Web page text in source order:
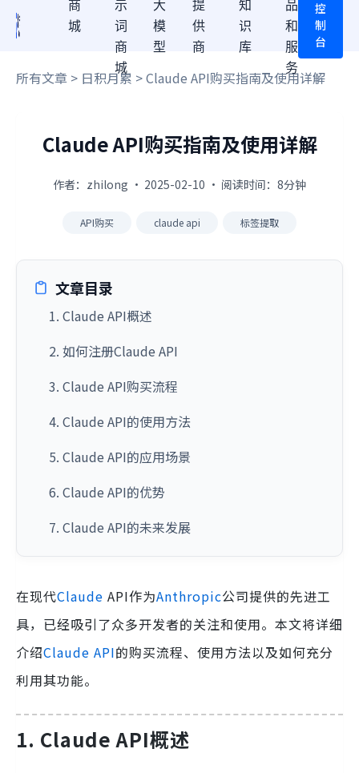
商
城
示
词
商
城
大
模
型
提
供
商
知
识
库
品
和
服
务
控
制
台
所有文章 > 日积月累 > Claude API购买指南及使用详解
Claude API购买指南及使用详解
作者：zhilong · 2025-02-10 · 阅读时间：8分钟
API购买 claude api 标签提取
文章目录
1. Claude API概述
2. 如何注册Claude API
3. Claude API购买流程
4. Claude API的使用方法
5. Claude API的应用场景
6. Claude API的优势
7. Claude API的未来发展
在现代Claude API作为Anthropic公司提供的先进工
具，已经吸引了众多开发者的关注和使用。本文将详细
介绍Claude API的购买流程、使用方法以及如何充分
利用其功能。
1. Claude API概述